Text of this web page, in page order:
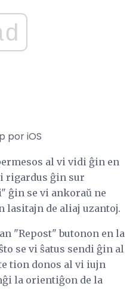
por iOS
al vi vidi ĝin en
rigardus ĝin sur
ĝin se vi ankoraŭ ne
lasitajn de aliaj uzantoj.
"Repost" butonon en la
se vi ŝatus sendi ĝin al
tion donos al vi iujn
la orientiĝon de la